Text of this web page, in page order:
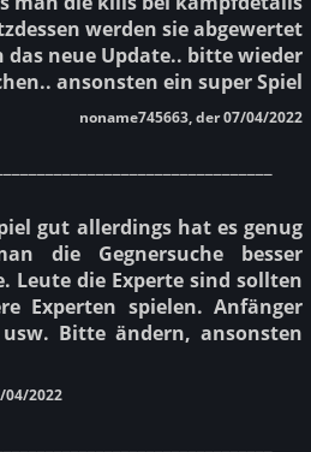
werden sie abgewertet
das neue Update.. bitte wieder
ansonsten ein super Spiel
noname745663, der 07/04/2022
gut allerdings hat es genug
die Gegnersuche besser
Leute die Experte sind sollten
Experten spielen. Anfänger
Bitte ändern, ansonsten
04/2022